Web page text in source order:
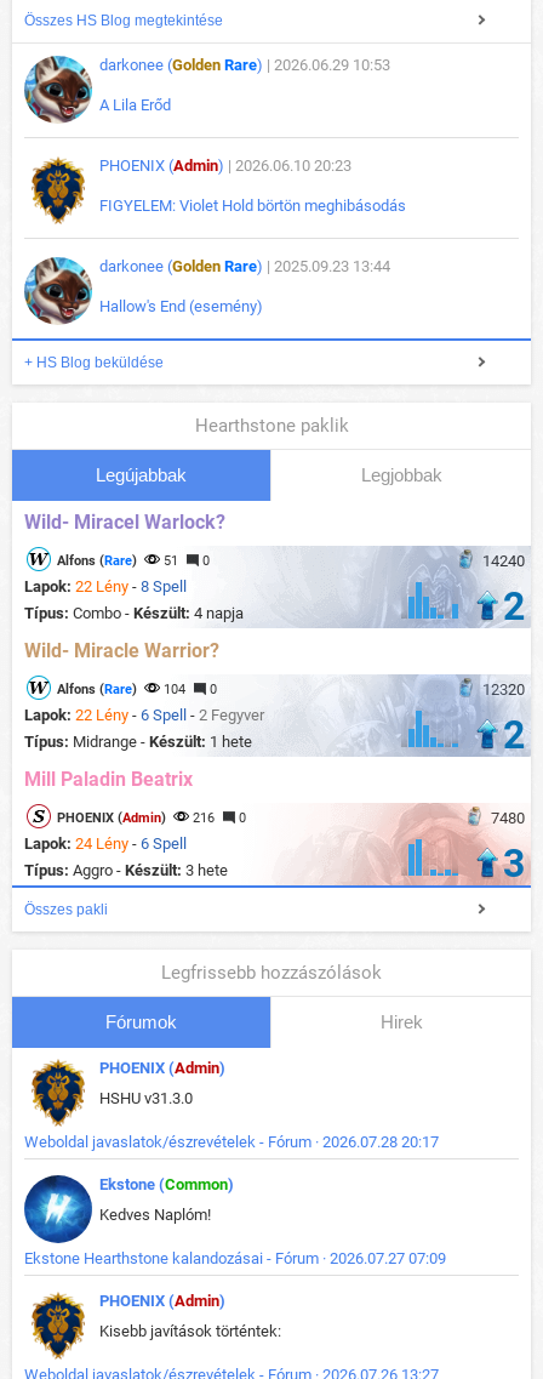
Összes HS Blog megtekintése
darkonee (Golden Rare) | 2026.06.29 10:53
A Lila Erőd
PHOENIX (Admin) | 2026.06.10 20:23
FIGYELEM: Violet Hold börtön meghibásodás
darkonee (Golden Rare) | 2025.09.23 13:44
Hallow's End (esemény)
+ HS Blog beküldése
Hearthstone paklik
Legújabbak Legjobbak
Wild- Miracel Warlock?
14240
Alfons (Rare) 51 0
Lapok: 22 Lény - 8 Spell
Típus: Combo - Készült: 4 napja 2
Wild- Miracle Warrior?
12320
Alfons (Rare) 104 0
Lapok: 22 Lény - 6 Spell - 2 Fegyver
Típus: Midrange - Készült: 1 hete 2
Mill Paladin Beatrix
7480
PHOENIX (Admin) 216 0
Lapok: 24 Lény - 6 Spell
Típus: Aggro - Készült: 3 hete 3
Összes pakli
Legfrissebb hozzászólások
Fórumok Hirek
PHOENIX (Admin)
HSHU v31.3.0
Weboldal javaslatok/észrevételek - Fórum · 2026.07.28 20:17
Ekstone (Common)
Kedves Naplóm!
Ekstone Hearthstone kalandozásai - Fórum · 2026.07.27 07:09
PHOENIX (Admin)
Kisebb javítások történtek:
Weboldal javaslatok/észrevételek - Fórum · 2026.07.26 13:27